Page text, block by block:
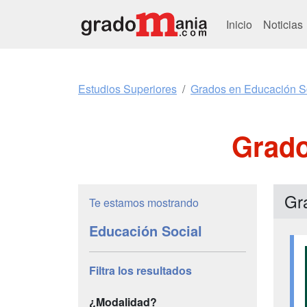
Inicio Noticias
Estudios Superiores Grados en Educación
Te estamos mostrando
Educación Social
Filtra los resultados
¿Modalidad?